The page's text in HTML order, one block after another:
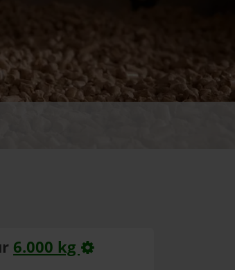
6.000 kg